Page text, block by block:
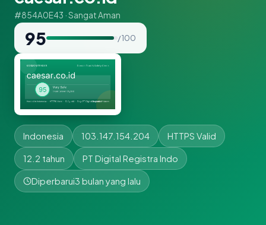
#854A0E43 · Sangat Aman
95 / 100
Indonesia 103.147.154.204 HTTPS Valid
12.2 tahun PT Digital Registra Indo
Diperbarui3 bulan yang lalu